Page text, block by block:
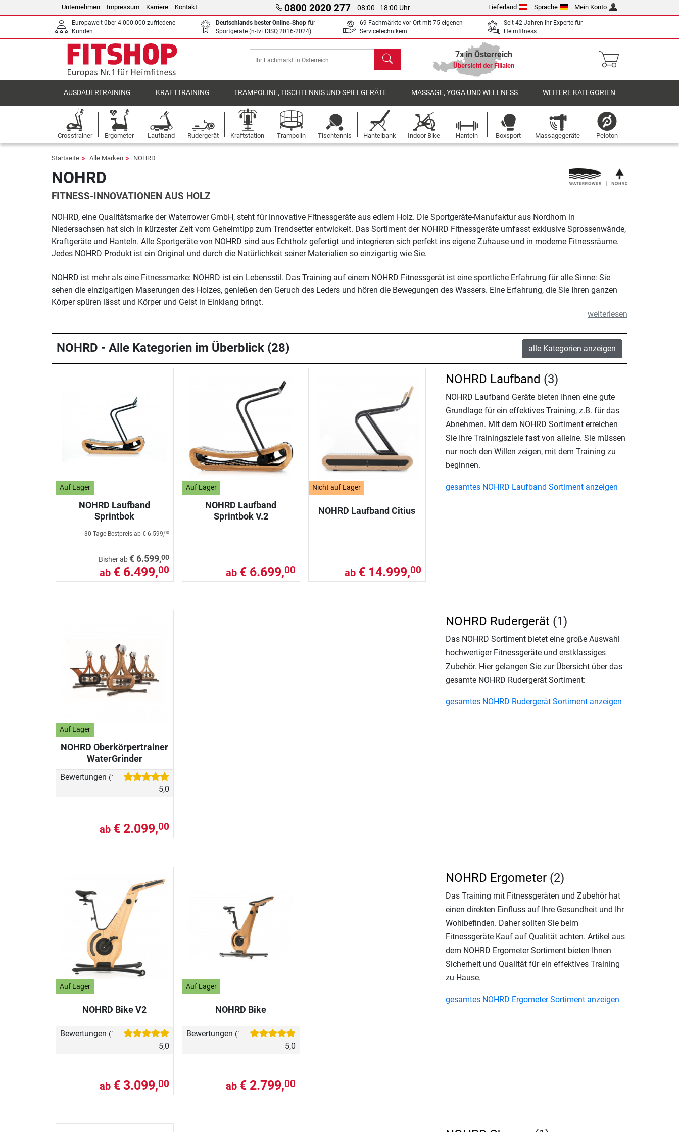
Unternehmen Impressum Karriere Kontakt 0800 2020 277 08:00 - 18:00 Uhr Lieferland Sprache Mein Konto
Europaweit über 4.000.000 zufriedene
Kunden
Deutschlands bester Online-Shop für
Sportgeräte (n-tv+DISQ 2016-2024)
69 Fachmärkte vor Ort mit 75 eigenen
Servicetechnikern
Seit 42 Jahren Ihr Experte für
Heimfitness
Suchen 7x in Österreich
Übersicht der Filialen
AUSDAUERTRAINING KRAFTTRAINING TRAMPOLINE, TISCHTENNIS UND SPIELGERÄTE MASSAGE, YOGA UND WELLNESS WEITERE KATEGORIEN
Crosstrainer Ergometer Laufband Rudergerät Kraftstation Trampolin Tischtennis Hantelbank Indoor Bike Hanteln Boxsport Massagegeräte Peloton
Startseite Alle Marken NOHRD
NOHRD
FITNESS-INNOVATIONEN AUS HOLZ
NOHRD, eine Qualitätsmarke der Waterrower GmbH, steht für innovative Fitnessgeräte aus edlem Holz. Die Sportgeräte-Manufaktur aus Nordhorn in
Niedersachsen hat sich in kürzester Zeit vom Geheimtipp zum Trendsetter entwickelt. Das Sortiment der NOHRD Fitnessgeräte umfasst exklusive Sprossenwände,
Kraftgeräte und Hanteln. Alle Sportgeräte von NOHRD sind aus Echtholz gefertigt und integrieren sich perfekt ins eigene Zuhause und in moderne Fitnessräume.
Jedes NOHRD Produkt ist ein Original und durch die Natürlichkeit seiner Materialien so einzigartig wie Sie.
NOHRD ist mehr als eine Fitnessmarke: NOHRD ist ein Lebensstil. Das Training auf einem NOHRD Fitnessgerät ist eine sportliche Erfahrung für alle Sinne: Sie
sehen die einzigartigen Maserungen des Holzes, genießen den Geruch des Leders und hören die Bewegungen des Wassers. Eine Erfahrung, die Sie Ihren ganzen
Körper spüren lässt und Körper und Geist in Einklang bringt.
weiterlesen
NOHRD - Alle Kategorien im Überblick (28) alle Kategorien anzeigen
Auf Lager
NOHRD Laufband
Sprintbok
30-Tage-Bestpreis ab € 6.599,00
Bisher ab€ 6.599,00
ab € 6.499,00
Auf Lager
NOHRD Laufband
Sprintbok V.2
ab € 6.699,00
Nicht auf Lager
NOHRD Laufband Citius
ab € 14.999,00
NOHRD Laufband (3)
NOHRD Laufband Geräte bieten Ihnen eine gute
Grundlage für ein effektives Training, z.B. für das
Abnehmen. Mit dem NOHRD Sortiment erreichen
Sie Ihre Trainingsziele fast von alleine. Sie müssen
nur noch den Willen zeigen, mit dem Training zu
beginnen.
gesamtes NOHRD Laufband Sortiment anzeigen
Auf Lager
NOHRD Oberkörpertrainer
WaterGrinder
Bewertungen (1)
5,0
ab € 2.099,00
NOHRD Rudergerät (1)
Das NOHRD Sortiment bietet eine große Auswahl
hochwertiger Fitnessgeräte und erstklassiges
Zubehör. Hier gelangen Sie zur Übersicht über das
gesamte NOHRD Rudergerät Sortiment:
gesamtes NOHRD Rudergerät Sortiment anzeigen
Auf Lager
NOHRD Bike V2
Bewertungen (1)
5,0
ab € 3.099,00
Auf Lager
NOHRD Bike
Bewertungen (1)
5,0
ab € 2.799,00
NOHRD Ergometer (2)
Das Training mit Fitnessgeräten und Zubehör hat
einen direkten Einfluss auf Ihre Gesundheit und Ihr
Wohlbefinden. Daher sollten Sie beim
Fitnessgeräte Kauf auf Qualität achten. Artikel aus
dem NOHRD Ergometer Sortiment bieten Ihnen
Sicherheit und Qualität für ein effektives Training
zu Hause.
gesamtes NOHRD Ergometer Sortiment anzeigen